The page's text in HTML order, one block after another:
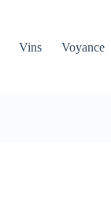
Vins Voyance